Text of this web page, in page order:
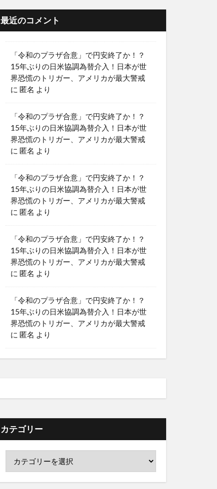
最近のコメント
「令和のプラザ合意」で円安終了か！？
15年ぶりの日米協調為替介入！日本が世
界恐慌のトリガー、アメリカが最大警戒
に 匿名 より
「令和のプラザ合意」で円安終了か！？
15年ぶりの日米協調為替介入！日本が世
界恐慌のトリガー、アメリカが最大警戒
に 匿名 より
「令和のプラザ合意」で円安終了か！？
15年ぶりの日米協調為替介入！日本が世
界恐慌のトリガー、アメリカが最大警戒
に 匿名 より
「令和のプラザ合意」で円安終了か！？
15年ぶりの日米協調為替介入！日本が世
界恐慌のトリガー、アメリカが最大警戒
に 匿名 より
「令和のプラザ合意」で円安終了か！？
15年ぶりの日米協調為替介入！日本が世
界恐慌のトリガー、アメリカが最大警戒
に 匿名 より
カテゴリー